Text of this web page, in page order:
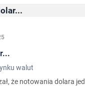
takie
na dalszy rozwój
walut
że notowania dolara